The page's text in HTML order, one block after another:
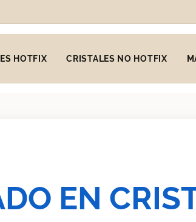
HOTFIX CRISTALES NO HOTFIX
EN